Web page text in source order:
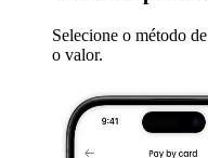
Selecione o método
o valor.